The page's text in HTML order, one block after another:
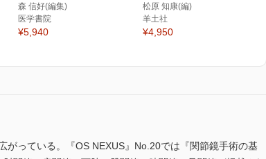
森 信好(編集)
医学書院
¥5,940
松原 知康(編)
羊土社
¥4,950
っている。『OS NEXUS』No.20では『関節鏡手術の基